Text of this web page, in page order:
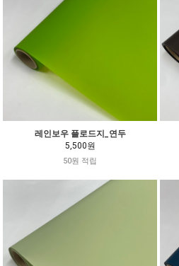
레인보우 플로드지_연두
5,500원
50원 적립